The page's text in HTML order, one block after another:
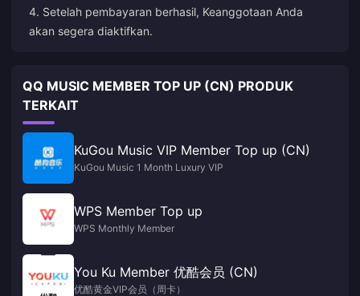
4. Setelah pembayaran berhasil, Keanggotaan Anda
akan segera diaktifkan.
QQ MUSIC MEMBER TOP UP (CN) PRODUK
TERKAIT
KuGou Music VIP Member Top up (CN)
KuGou Music 1 Month Luxury VIP
WPS Member Top up
WPS Monthly Member
You Ku Member 优酷会员 (CN)
优酷黄金VIP会员（周卡）